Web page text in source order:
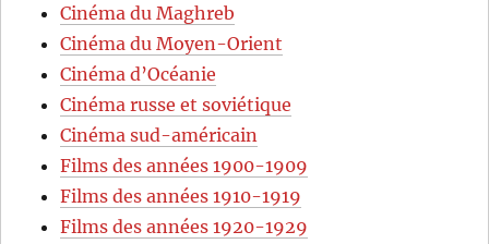
Cinéma du Maghreb
Cinéma du Moyen-Orient
Cinéma d’Océanie
Cinéma russe et soviétique
Cinéma sud-américain
Films des années 1900-1909
Films des années 1910-1919
Films des années 1920-1929